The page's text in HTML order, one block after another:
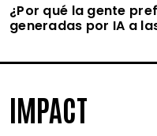
¿Por qué la gente
generadas por IA a
IMPACT